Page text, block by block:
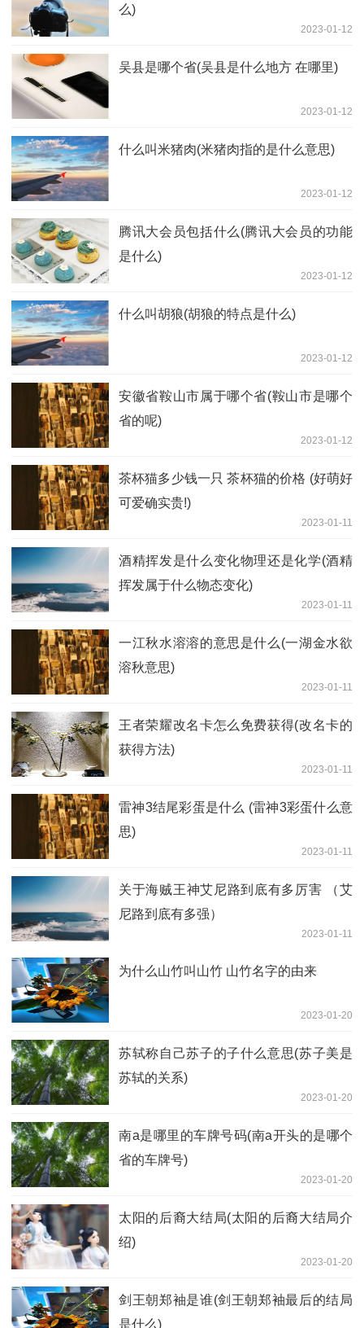
么)
2023-01-12
吴县是哪个省(吴县是什么地方 在哪里)
2023-01-12
什么叫米猪肉(米猪肉指的是什么意思)
2023-01-12
腾讯大会员包括什么(腾讯大会员的功能
是什么)
2023-01-12
什么叫胡狼(胡狼的特点是什么)
2023-01-12
安徽省鞍山市属于哪个省(鞍山市是哪个
省的呢)
2023-01-12
茶杯猫多少钱一只 茶杯猫的价格 (好萌好
可爱确实贵!)
2023-01-11
酒精挥发是什么变化物理还是化学(酒精
挥发属于什么物态变化)
2023-01-11
一江秋水溶溶的意思是什么(一湖金水欲
溶秋意思)
2023-01-11
王者荣耀改名卡怎么免费获得(改名卡的
获得方法)
2023-01-11
雷神3结尾彩蛋是什么 (雷神3彩蛋什么意
思)
2023-01-11
关于海贼王神艾尼路到底有多厉害 （艾
尼路到底有多强）
2023-01-11
为什么山竹叫山竹 山竹名字的由来
2023-01-20
苏轼称自己苏子的子什么意思(苏子美是
苏轼的关系)
2023-01-20
南a是哪里的车牌号码(南a开头的是哪个
省的车牌号)
2023-01-20
太阳的后裔大结局(太阳的后裔大结局介
绍)
2023-01-20
剑王朝郑袖是谁(剑王朝郑袖最后的结局
是什么)